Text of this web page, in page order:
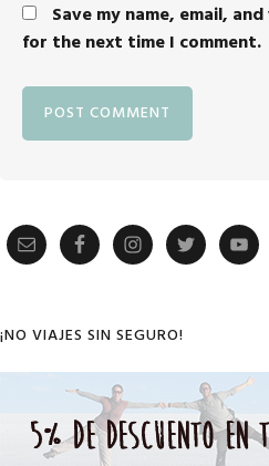
Save my name, email,
for the next time I comment.
Primary
¡NO VIAJES SIN SEGURO!